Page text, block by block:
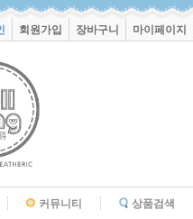
회원가입 장바구니 마이페이지
커뮤니티
상품검색